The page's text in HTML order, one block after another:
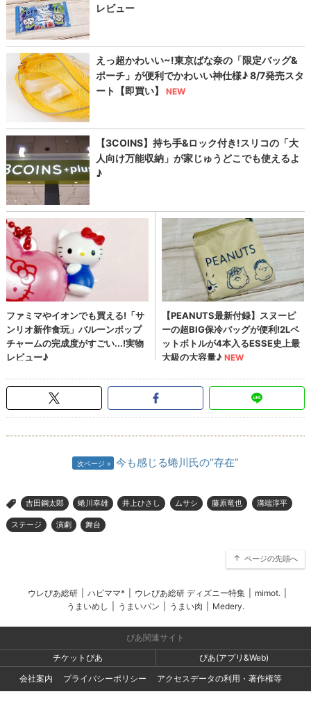
次ページ 今も感じる蜷川氏の“存在”
> 吉田鋼太郎 蜷川幸雄 井上ひさし ムサシ 藤原竜也 溝端淳平
ステージ 演劇 舞台
ページの先頭へ
ウレぴあ総研 ハピママ* ウレぴあ総研 ディズニー特集 mimot.
うまいめし
うまいパン うまい肉 Medery.
ぴあ関連サイト
チケットぴあ
ぴあ(アプリ&Web)
会社案内
プライバシーポリシー
アクセスデータの利用・著作権等
外部送信ポリシー